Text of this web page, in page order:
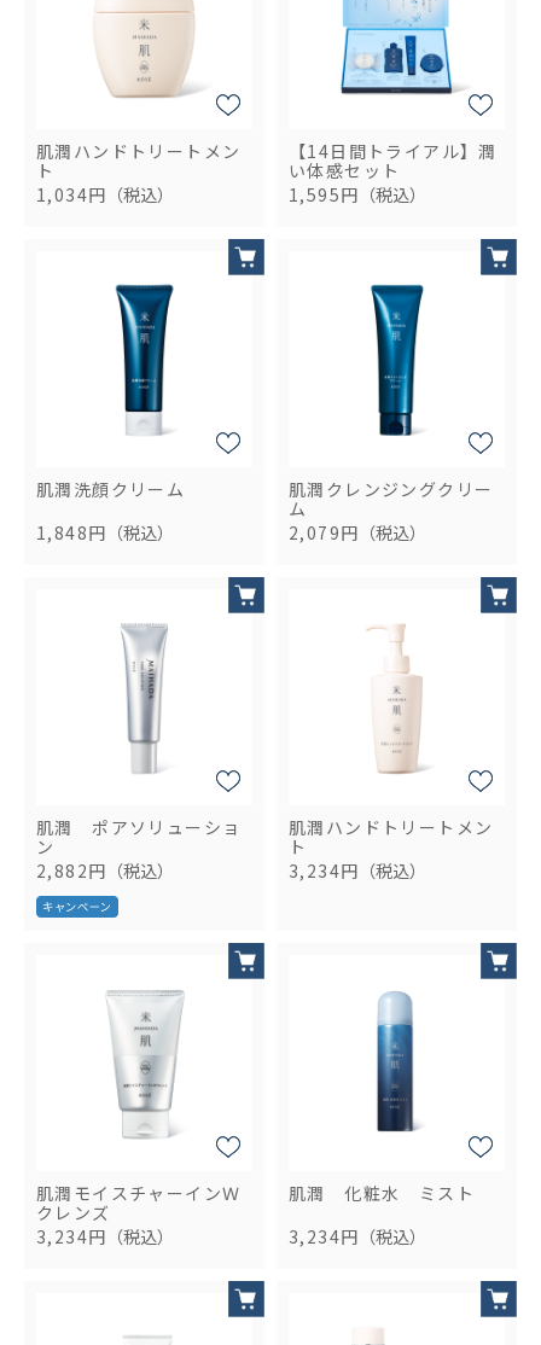
肌潤ハンドトリートメン
ト
1,034円 （税込）
【14日間トライアル】潤
い体感セット
1,595円 （税込）
肌潤洗顔クリーム
1,848円 （税込）
肌潤クレンジングクリー
ム
2,079円 （税込）
肌潤 ポアソリューショ
ン
2,882円 （税込）
肌潤ハンドトリートメン
ト
3,234円 （税込）
肌潤モイスチャーインＷ
クレンズ
3,234円 （税込）
肌潤 化粧水 ミスト
3,234円 （税込）